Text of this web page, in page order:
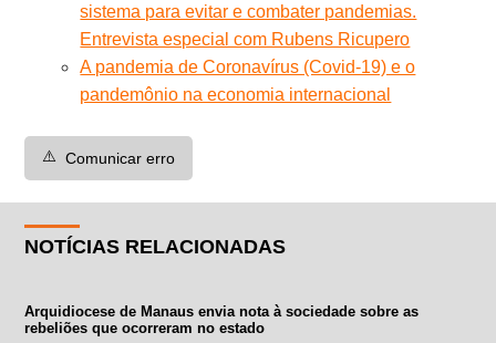
sistema para evitar e combater pandemias.
Entrevista especial com Rubens Ricupero
A pandemia de Coronavírus (Covid-19) e o
pandemônio na economia internacional
⚠️ Comunicar erro
NOTÍCIAS RELACIONADAS
Arquidiocese de Manaus envia nota à sociedade sobre as
rebeliões que ocorreram no estado